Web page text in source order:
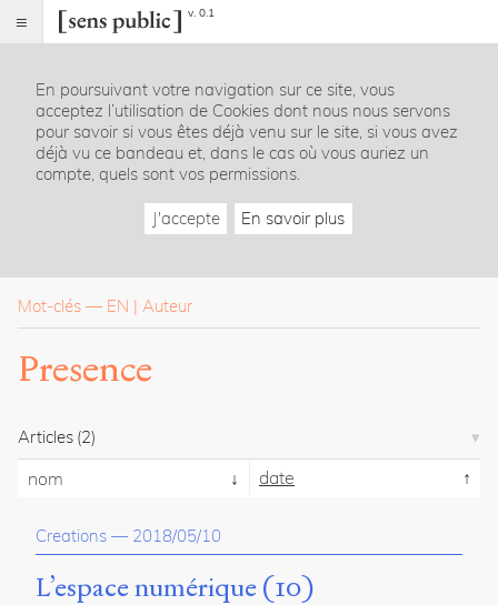
v. 0.1
Index
Rubriques
Essais
La
revue
Présentation
Publier
du
site
Archipel
En poursuivant votre navigation sur ce site, vous
acceptez l’utilisation de Cookies dont nous nous servons
pour savoir si vous êtes déjà venu sur le site, si vous avez
déjà vu ce bandeau et, dans le cas où vous auriez un
compte, quels sont vos permissions.
J'accepte En savoir plus
Mot-clés — EN Auteur
Presence
Articles (2)
nom date
Creations — 2018/05/10
L’espace numérique (10)